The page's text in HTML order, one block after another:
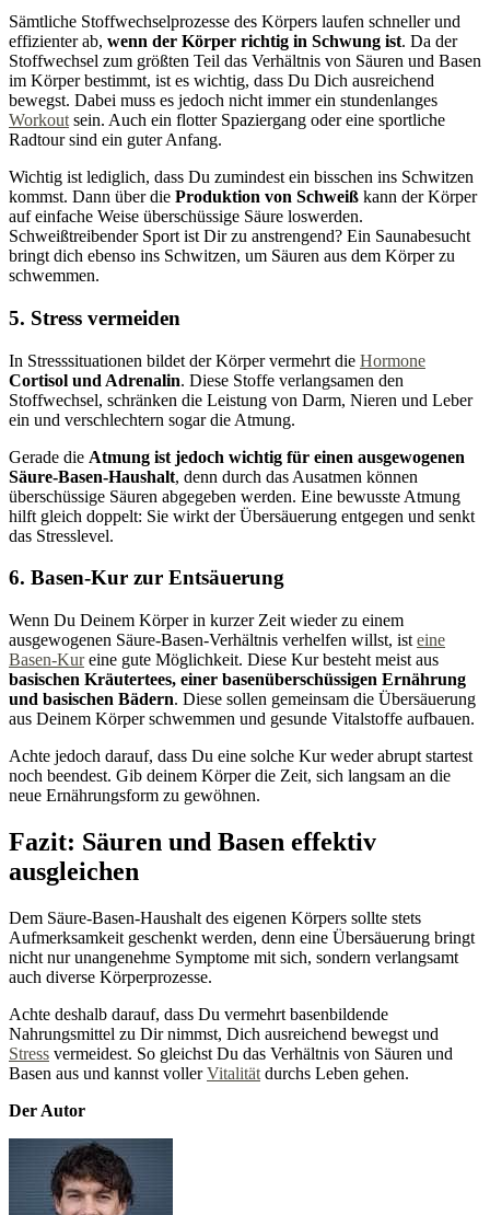
Sämtliche Stoffwechselprozesse des Körpers laufen schneller und
effizienter ab, wenn der Körper richtig in Schwung ist. Da der
Stoffwechsel zum größten Teil das Verhältnis von Säuren und Basen
im Körper bestimmt, ist es wichtig, dass Du Dich ausreichend
bewegst. Dabei muss es jedoch nicht immer ein stundenlanges
Workout sein. Auch ein flotter Spaziergang oder eine sportliche
Radtour sind ein guter Anfang.
Wichtig ist lediglich, dass Du zumindest ein bisschen ins Schwitzen
kommst. Dann über die Produktion von Schweiß kann der Körper
auf einfache Weise überschüssige Säure loswerden.
Schweißtreibender Sport ist Dir zu anstrengend? Ein Saunabesucht
bringt dich ebenso ins Schwitzen, um Säuren aus dem Körper zu
schwemmen.
5. Stress vermeiden
In Stresssituationen bildet der Körper vermehrt die Hormone
Cortisol und Adrenalin. Diese Stoffe verlangsamen den
Stoffwechsel, schränken die Leistung von Darm, Nieren und Leber
ein und verschlechtern sogar die Atmung.
Gerade die Atmung ist jedoch wichtig für einen ausgewogenen
Säure-Basen-Haushalt, denn durch das Ausatmen können
überschüssige Säuren abgegeben werden. Eine bewusste Atmung
hilft gleich doppelt: Sie wirkt der Übersäuerung entgegen und senkt
das Stresslevel.
6. Basen-Kur zur Entsäuerung
Wenn Du Deinem Körper in kurzer Zeit wieder zu einem
ausgewogenen Säure-Basen-Verhältnis verhelfen willst, ist eine
Basen-Kureine gute Möglichkeit. Diese Kur besteht meist aus
basischen Kräutertees, einer basenüberschüssigen Ernährung
und basischen Bädern. Diese sollen gemeinsam die Übersäuerung
aus Deinem Körper schwemmen und gesunde Vitalstoffe aufbauen.
Achte jedoch darauf, dass Du eine solche Kur weder abrupt startest
noch beendest. Gib deinem Körper die Zeit, sich langsam an die
neue Ernährungsform zu gewöhnen.
Fazit: Säuren und Basen effektiv
ausgleichen
Dem Säure-Basen-Haushalt des eigenen Körpers sollte stets
Aufmerksamkeit geschenkt werden, denn eine Übersäuerung bringt
nicht nur unangenehme Symptome mit sich, sondern verlangsamt
auch diverse Körperprozesse.
Achte deshalb darauf, dass Du vermehrt basenbildende
Nahrungsmittel zu Dir nimmst, Dich ausreichend bewegst und
Stress vermeidest. So gleichst Du das Verhältnis von Säuren und
Basen aus und kannst vollerVitalität durchs Leben gehen.
Der Autor